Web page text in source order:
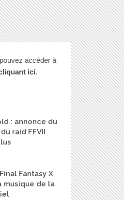
accéder à
ici.
: annonce du
raid FFVII
Fantasy X
musique de la